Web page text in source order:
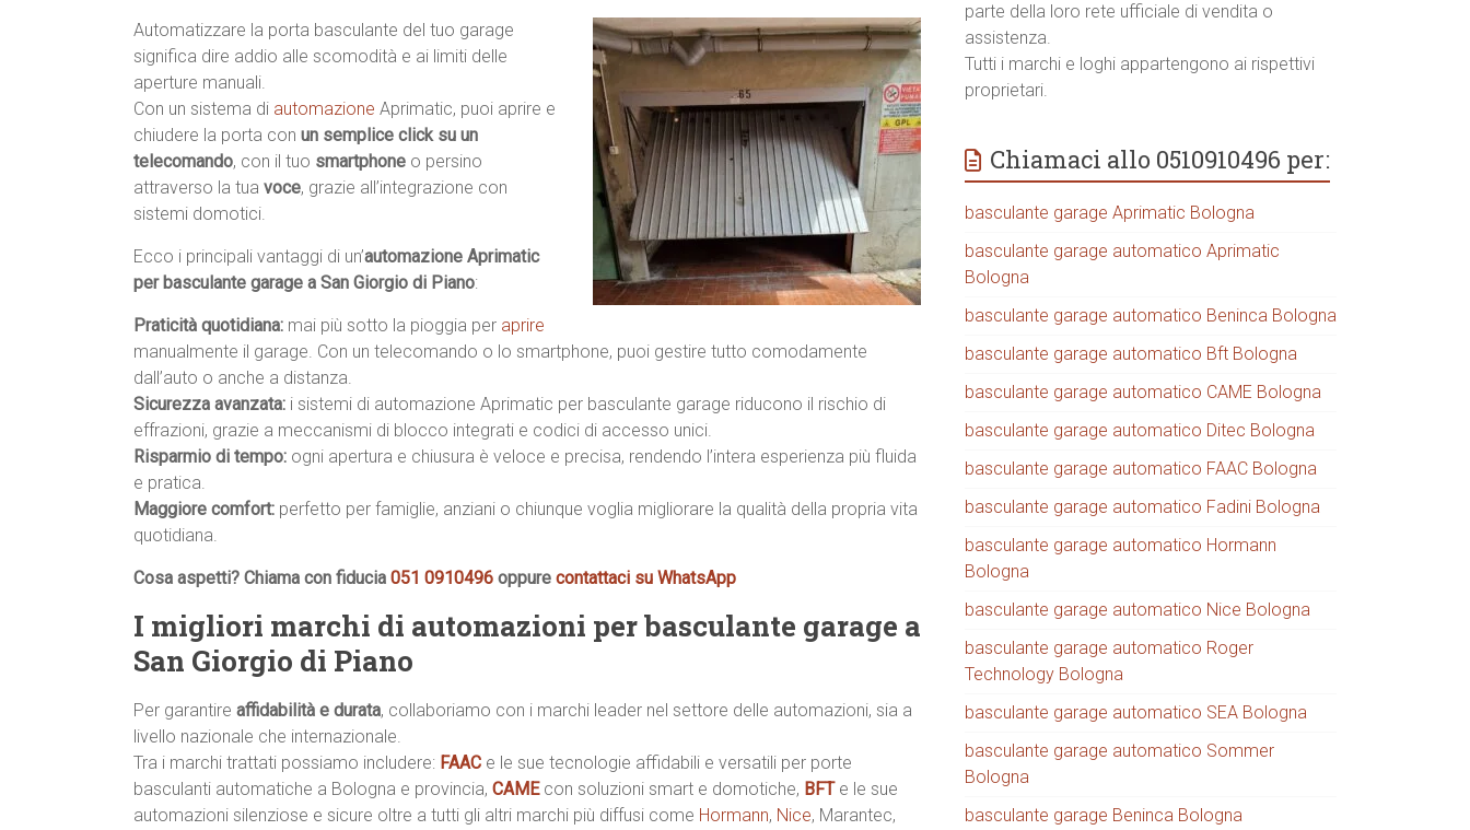
Automatizzare la porta basculante del tuo garage
significa dire addio alle scomodità e ai limiti delle
aperture manuali.
Con un sistema di automazione Aprimatic, puoi aprire e
chiudere la porta con un semplice click su un
telecomando, con il tuo smartphone o persino
attraverso la tua voce, grazie all’integrazione con
sistemi domotici.
Ecco i principali vantaggi di un’automazione Aprimatic
per basculante garage a San Giorgio di Piano:
Praticità quotidiana: mai più sotto la pioggia per aprire
manualmente il garage. Con un telecomando o lo smartphone, puoi gestire tutto comodamente
dall’auto o anche a distanza.
Sicurezza avanzata: i sistemi di automazione Aprimatic per basculante garage riducono il rischio di
effrazioni, grazie a meccanismi di blocco integrati e codici di accesso unici.
Risparmio di tempo: ogni apertura e chiusura è veloce e precisa, rendendo l’intera esperienza più fluida
e pratica.
Maggiore comfort: perfetto per famiglie, anziani o chiunque voglia migliorare la qualità della propria vita
quotidiana.
Cosa aspetti? Chiama con fiducia 051 0910496 oppure contattaci su WhatsApp
I migliori marchi di automazioni per basculante garage a
San Giorgio di Piano
Per garantire affidabilità e durata, collaboriamo con i marchi leader nel settore delle automazioni, sia a
livello nazionale che internazionale.
Tra i marchi trattati possiamo includere: FAAC e le sue tecnologie affidabili e versatili per porte
basculanti automatiche a Bologna e provincia, CAME con soluzioni smart e domotiche, BFT e le sue
automazioni silenziose e sicure oltre a tutti gli altri marchi più diffusi come Hormann, Nice, Marantec,
parte della loro rete ufficiale di vendita o
assistenza.
Tutti i marchi e loghi appartengono ai rispettivi
proprietari.
Chiamaci allo 0510910496 per:
basculante garage Aprimatic Bologna
basculante garage automatico Aprimatic
Bologna
basculante garage automatico Beninca Bologna
basculante garage automatico Bft Bologna
basculante garage automatico CAME Bologna
basculante garage automatico Ditec Bologna
basculante garage automatico FAAC Bologna
basculante garage automatico Fadini Bologna
basculante garage automatico Hormann
Bologna
basculante garage automatico Nice Bologna
basculante garage automatico Roger
Technology Bologna
basculante garage automatico SEA Bologna
basculante garage automatico Sommer
Bologna
basculante garage Beninca Bologna